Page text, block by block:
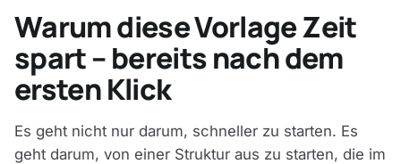
Warum diese Vorlage Zeit
spart – bereits nach dem
ersten Klick
Es geht nicht nur darum, schneller zu starten. Es
geht darum, von einer Struktur aus zu starten, die im